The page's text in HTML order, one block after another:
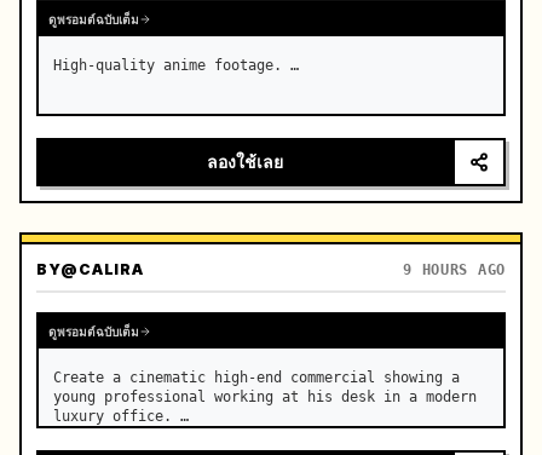
ดูพรอมต์ฉบับเต็ม
High-quality anime footage. …
ลองใช้เลย
BY@CALIRA 9 HOURS AGO
ดูพรอมต์ฉบับเต็ม
Create a cinematic high-end commercial showing a
young professional working at his desk in a modern
luxury office. …